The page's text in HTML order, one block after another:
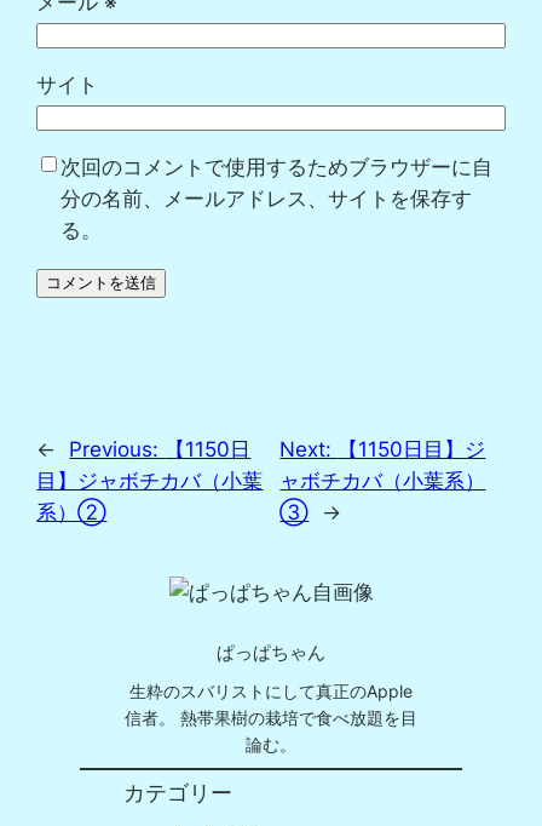
サイト
次回のコメントで使用するためブラウザーに自
分の名前、メールアドレス、サイトを保存す
る。
← Previous:
【1150日
目】ジャボチカバ（小葉
系）②
Next:
【1150日目】ジ
ャボチカバ（小葉系）
③
→
ぱっぱちゃん
生粋のスバリストにして真正のApple
信者。 熱帯果樹の栽培で食べ放題を目
論む。
カテゴリー